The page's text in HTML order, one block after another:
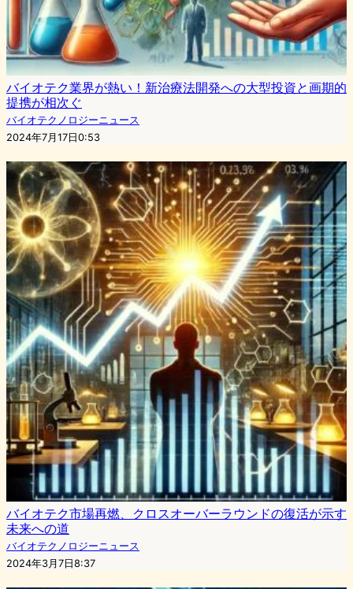
バイオテク業界が熱い！新治療法開発への大型投資と画期的
提携が相次ぐ
バイオテクノロジーニュース
2024年7月17日0:53
バイオテク市場再燃、クロスオーバーラウンドの復活が示す
未来への道
バイオテクノロジーニュース
2024年3月7日8:37